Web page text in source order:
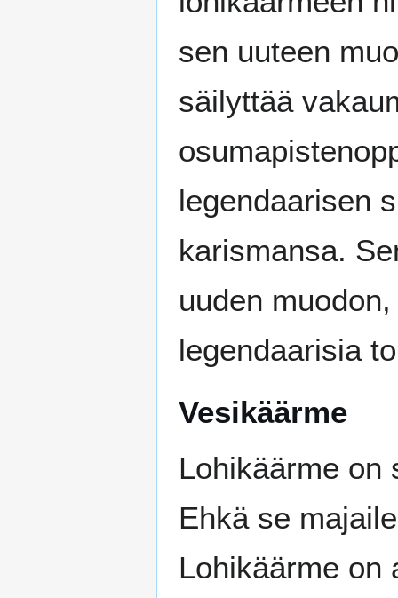
sen uuteen
säilyttää
legendaarisen
karismansa.
uuden
legendaarisia
Vesikäärme
Lohikäärme on
Ehkä se
Lohikäärme on